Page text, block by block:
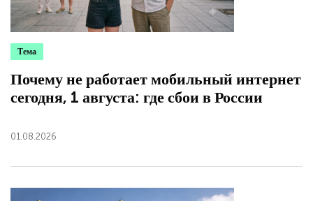
Тема
Почему не работает мобильный интернет
сегодня, 1 августа: где сбои в России
01.08.2026